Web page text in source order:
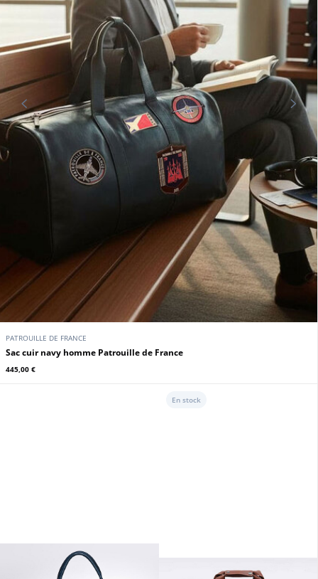
PATROUILLE DE FRANCE
Sac cuir navy homme Patrouille de France
445,00 €
En stock